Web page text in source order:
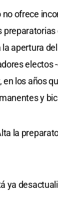
no ofrece
apertura
electos
en los años
y
la
ya